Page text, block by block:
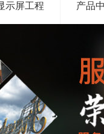
示屏工程 产品